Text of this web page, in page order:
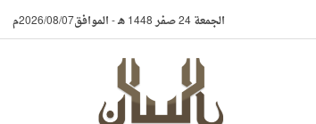
الجمعة 24 صفر 1448 هـ -الموافق2026/08/07م